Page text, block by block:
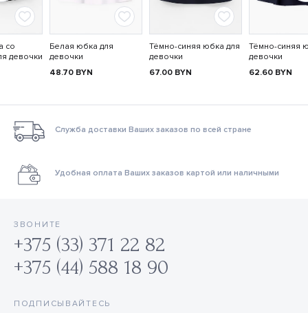
со
девочки
Белая юбка для
девочки
48.70 BYN
Тёмно-синяя юбка для
девочки
67.00 BYN
Тёмно-синяя
девочки
62.60 BYN
Служба доставки Ваших заказов по всей стране
Удобная оплата Ваших заказов картой или наличными
ЗВОНИТЕ
+375 (33) 371 22 82
+375 (44) 588 18 90
ПОДПИСЫВАЙТЕСЬ